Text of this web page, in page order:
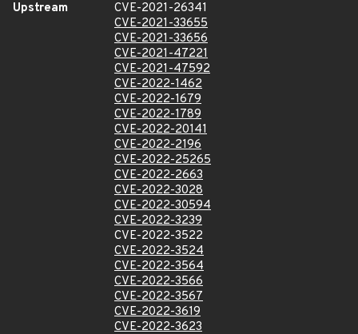
Upstream
CVE-2021-26341
CVE-2021-33655
CVE-2021-33656
CVE-2021-47221
CVE-2021-47592
CVE-2022-1462
CVE-2022-1679
CVE-2022-1789
CVE-2022-20141
CVE-2022-2196
CVE-2022-25265
CVE-2022-2663
CVE-2022-3028
CVE-2022-30594
CVE-2022-3239
CVE-2022-3522
CVE-2022-3524
CVE-2022-3564
CVE-2022-3566
CVE-2022-3567
CVE-2022-3619
CVE-2022-3623